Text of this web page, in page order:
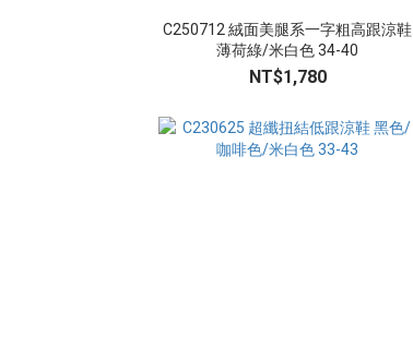
C250712 絨面美腿系一字粗高跟涼鞋
薄荷綠/米白色 34-40
NT$1,780